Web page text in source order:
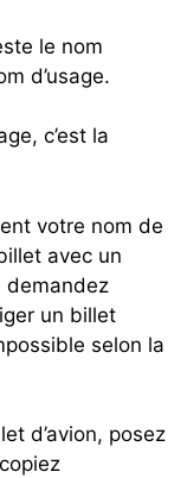
le nom
d’usage.
c’est la
votre nom de
avec un
demandez
un billet
selon la
d’avion, posez